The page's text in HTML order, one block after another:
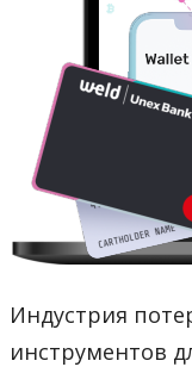
Индустрия
инструментов